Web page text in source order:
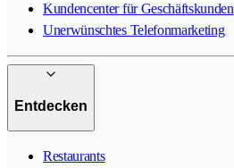
Kundencenter für Geschäftskunden
Unerwünschtes Telefonmarketing
Entdecken
Restaurants